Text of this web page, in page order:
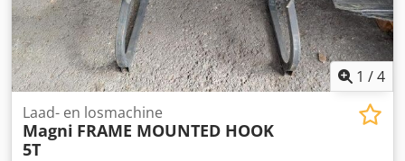
1 /4
Laad- en losmachine
Magni FRAME MOUNTED HOOK
5T